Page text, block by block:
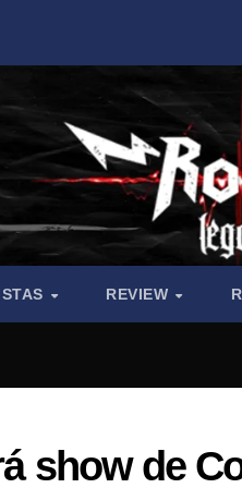
REVIEW
show de